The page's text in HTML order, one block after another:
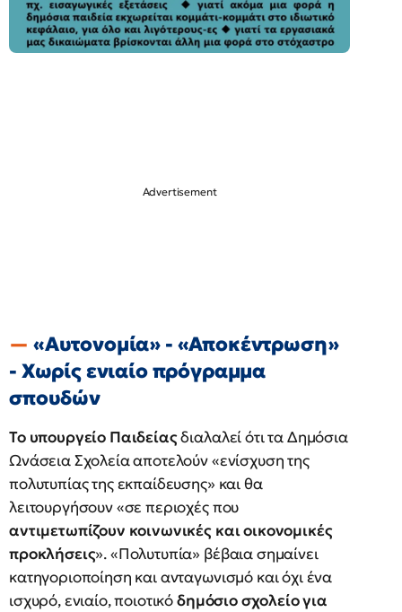
«Αυτονομία» - «Αποκέντρωση»
- Χωρίς ενιαίο πρόγραμμα
σπουδών
Το υπουργείο Παιδείαςδιαλαλεί ότι τα Δημόσια
Ωνάσεια Σχολεία αποτελούν «ενίσχυση της
πολυτυπίας της εκπαίδευσης» και θα
λειτουργήσουν «σε περιοχές που
αντιμετωπίζουν κοινωνικές και οικονομικές
προκλήσεις». «Πολυτυπία» βέβαια σημαίνει
κατηγοριοποίηση και ανταγωνισμό και όχι ένα
ισχυρό, ενιαίο, ποιοτικόδημόσιο σχολείο για